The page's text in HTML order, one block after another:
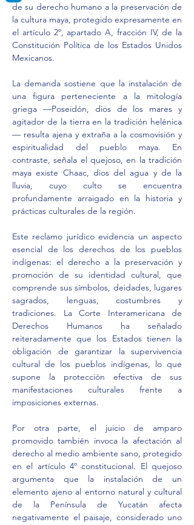
de su derecho humano a la preservación de
la cultura maya, protegido expresamente en
el artículo 2º, apartado A, fracción IV, de la
Constitución Política de los Estados Unidos
Mexicanos.
La demanda sostiene que la instalación de
una figura perteneciente a la mitología
griega —Poseidón, dios de los mares y
agitador de la tierra en la tradición helénica
— resulta ajena y extraña a la cosmovisión y
espiritualidad del pueblo maya. En
contraste, señala el quejoso, en la tradición
maya existe Chaac, dios del agua y de la
lluvia, cuyo culto se encuentra
profundamente arraigado en la historia y
prácticas culturales de la región.
Este reclamo jurídico evidencia un aspecto
esencial de los derechos de los pueblos
indígenas: el derecho a la preservación y
promoción de su identidad cultural, que
comprende sus símbolos, deidades, lugares
sagrados, lenguas, costumbres y
tradiciones. La Corte Interamericana de
Derechos Humanos ha señalado
reiteradamente que los Estados tienen la
obligación de garantizar la supervivencia
cultural de los pueblos indígenas, lo que
supone la protección efectiva de sus
manifestaciones culturales frente a
imposiciones externas.
Por otra parte, el juicio de amparo
promovido también invoca la afectación al
derecho al medio ambiente sano, protegido
en el artículo 4º constitucional. El quejoso
argumenta que la instalación de un
elemento ajeno al entorno natural y cultural
de la Península de Yucatán afecta
negativamente el paisaje, considerado uno